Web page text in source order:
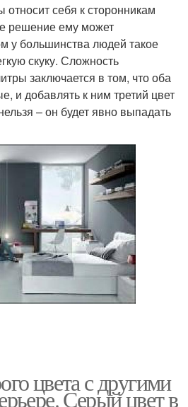
себя к сторонникам
решение ему может
у большинства людей такое
скуку. Сложность
заключается в том, что оба
и добавлять к ним третий цвет
– он будет явно выпадать
цвета с другими
Серый цвет в